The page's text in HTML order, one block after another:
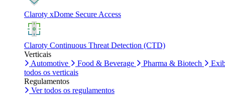
Claroty xDome Secure Access
Claroty Continuous Threat Detection (CTD)
Verticais
Automotive
Food & Beverage Pharma & Biotech
todos os verticais
Regulamentos
Ver todos os regulamentos